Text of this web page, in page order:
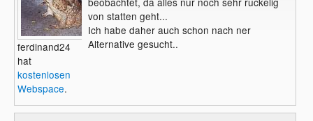
ferdinand24
hat
kostenlosen
Webspace.
von statten geht...
Ich habe daher auch schon nach ner
Alternative gesucht..